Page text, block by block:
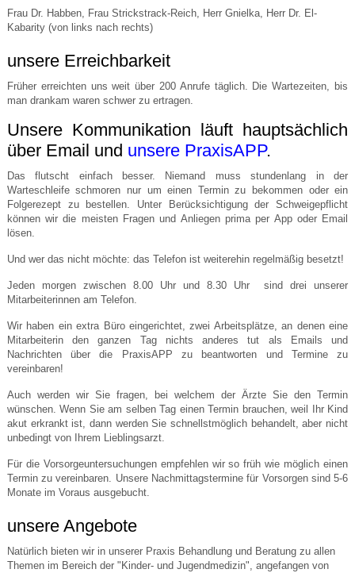
Frau Dr. Habben, Frau Strickstrack-Reich, Herr Gnielka, Herr Dr. El-
Kabarity (von links nach rechts)
unsere Erreichbarkeit
Früher erreichten uns weit über 200 Anrufe täglich. Die Wartezeiten, bis
man drankam waren schwer zu ertragen.
Unsere Kommunikation läuft hauptsächlich
über Email und unsere PraxisAPP.
Das flutscht einfach besser. Niemand muss stundenlang in der
Warteschleife schmoren nur um einen Termin zu bekommen oder ein
Folgerezept zu bestellen. Unter Berücksichtigung der Schweigepflicht
können wir die meisten Fragen und Anliegen prima per App oder Email
lösen.
Und wer das nicht möchte: das Telefon ist weiterehin regelmäßig besetzt!
Jeden morgen zwischen 8.00 Uhr und 8.30 Uhr sind drei unserer
Mitarbeiterinnen am Telefon.
Wir haben ein extra Büro eingerichtet, zwei Arbeitsplätze, an denen eine
Mitarbeiterin den ganzen Tag nichts anderes tut als Emails und
Nachrichten über die PraxisAPP zu beantworten und Termine zu
vereinbaren!
Auch werden wir Sie fragen, bei welchem der Ärzte Sie den Termin
wünschen. Wenn Sie am selben Tag einen Termin brauchen, weil Ihr Kind
akut erkrankt ist, dann werden Sie schnellstmöglich behandelt, aber nicht
unbedingt von Ihrem Lieblingsarzt.
Für die Vorsorgeuntersuchungen empfehlen wir so früh wie möglich einen
Termin zu vereinbaren. Unsere Nachmittagstermine für Vorsorgen sind 5-6
Monate im Voraus ausgebucht.
unsere Angebote
Natürlich bieten wir in unserer Praxis Behandlung und Beratung zu allen
Themen im Bereich der "Kinder- und Jugendmedizin", angefangen von